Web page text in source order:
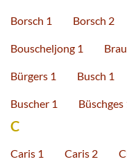
Borsch 1 Borsch 2
Bouscheljong 1
Bürgers 1 Busch 1
Buscher 1 Büschges
C
Caris 1 Caris 2